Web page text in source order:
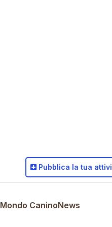
Mondo CaninoNews
Pubblica la tua